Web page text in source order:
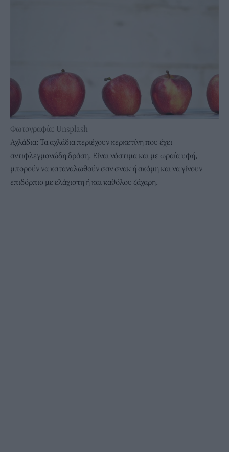
Φωτογραφία: Unsplash
Αχλάδια: Τα αχλάδια περιέχουν κερκετίνη που έχει
αντιφλεγμονώδη δράση. Είναι νόστιμα και με ωραία υφή,
μπορούν να καταναλωθούν σαν σνακ ή ακόμη και να γίνουν
επιδόρπιο με ελάχιστη ή και καθόλου ζάχαρη.